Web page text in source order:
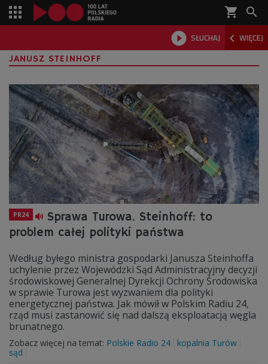
shopping_cart 
 SŁUCHAJ  WIĘCEJ

JANUSZ STEINHOFF
PR24
Sprawa Turowa. Steinhoff: to
problem całej polityki państwa
Według byłego ministra gospodarki Janusza Steinhoffa
uchylenie przez Wojewódzki Sąd Administracyjny decyzji
środowiskowej Generalnej Dyrekcji Ochrony Środowiska
w sprawie Turowa jest wyzwaniem dla polityki
energetycznej państwa. Jak mówił w Polskim Radiu 24,
rząd musi zastanowić się nad dalszą eksploatacją węgla
brunatnego.
Zobacz więcej na temat: Polskie Radio 24
kopalnia Turów
sąd